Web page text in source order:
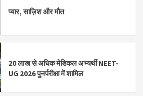
प्यार, साज़िश और मौत
20 लाख से अधिक मेडिकल अभ्यर्थी NEET-
UG 2026 पुनर्परीक्षा में शामिल